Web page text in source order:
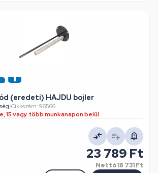
(eredeti) HAJDU bojler
•Cikkszám: 96566
15 vagy több munkanapon belül
23 789 Ft
Nettó18 731 Ft